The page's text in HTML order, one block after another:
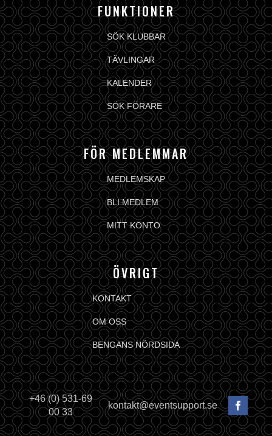
FUNKTIONER
SÖK KLUBBAR
TÄVLINGAR
KALENDER
SÖK FÖRARE
FÖR MEDLEMMAR
MEDLEMSKAP
BLI MEDLEM
MITT KONTO
ÖVRIGT
KONTAKT
OM OSS
BENGANS NÖRDSIDA
+46 (0) 531-69
00 33
kontakt@eventsupport.se